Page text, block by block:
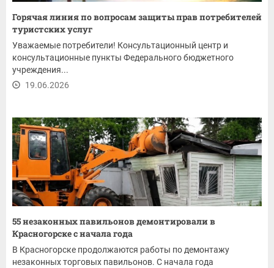
Горячая линия по вопросам защиты прав потребителей
туристских услуг
Уважаемые потребители! Консультационный центр и
консультационные пункты Федерального бюджетного
учреждения...
19.06.2026
55 незаконных павильонов демонтировали в
Красногорске с начала года
В Красногорске продолжаются работы по демонтажу
незаконных торговых павильонов. С начала года